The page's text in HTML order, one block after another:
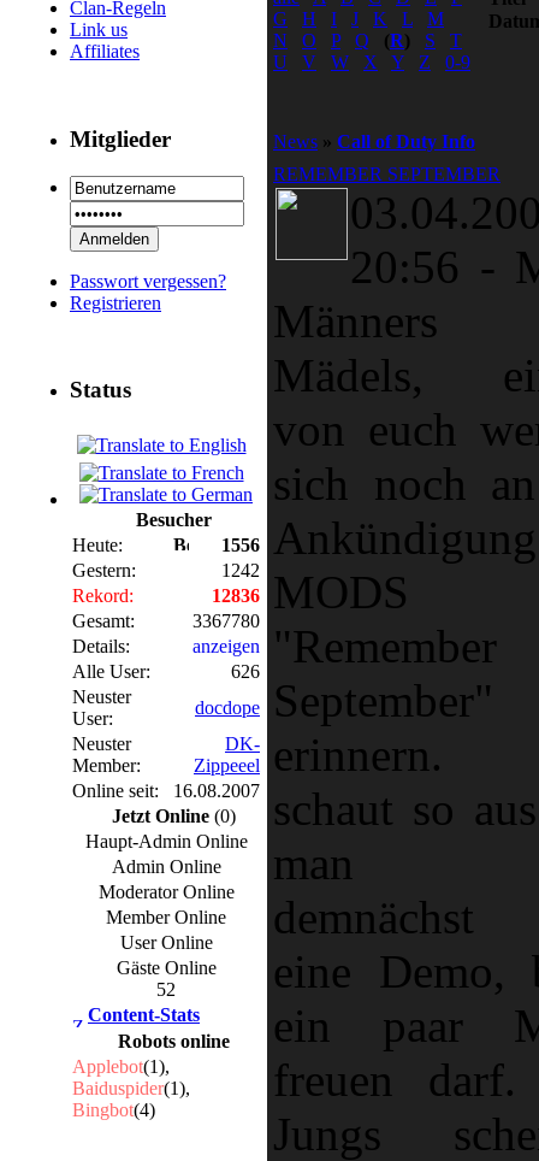
Clan-Regeln
Link us
Affiliates
Mitglieder
Passwort vergessen?
Registrieren
Status
Besucher
Heute:
1556
Gestern:
1242
Rekord:
12836
Gesamt:
3367780
Details:
anzeigen
Alle User:
626
Neuster
User:
docdope
Neuster
Member:
DK-
Zippeeel
Online seit:
16.08.2007
Jetzt Online (0)
Haupt-Admin Online
Admin Online
Moderator Online
Member Online
User Online
Gäste Online
52
Content-Stats
Robots online
Applebot(1),
Baiduspider(1),
Bingbot(4)
G
H I J K L
M
N
O P Q (R) S
T
U
V W X Y Z 0-9
News » Call of Duty Info
REMEMBER SEPTEMBER
20:56 -
Männers
Mädels,
von euch
sich noch
MODS
"Remember
September"
erinnern.
schaut so
man
eine Demo,
ein paar
freuen
Jungs